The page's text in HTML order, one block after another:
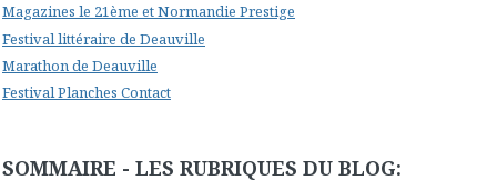
Magazines le 21ème et Normandie Prestige
Festival littéraire de Deauville
Marathon de Deauville
Festival Planches Contact
SOMMAIRE - LES RUBRIQUES DU BLOG: